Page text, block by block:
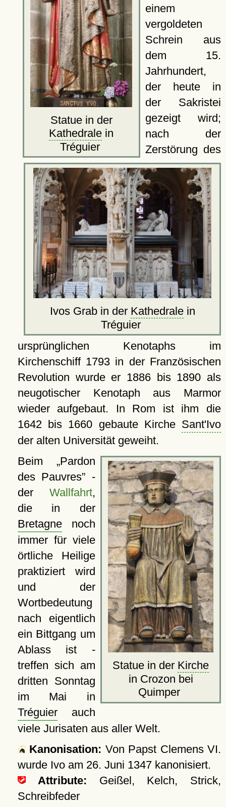
Statue in der
Kathedrale in
Tréguier
Ivos Grab in der Kathedralein
Tréguier
einem
vergoldeten
Schrein aus
dem 15.
Jahrhundert,
der heute in
der Sakristei
gezeigt wird;
nach der
Zerstörung des
ursprünglichen Kenotaphs im
Kirchenschiff 1793 in der Französischen
Revolution wurde er 1886 bis 1890 als
neugotischer Kenotaph aus Marmor
wieder aufgebaut. In Rom ist ihm die
1642 bis 1660 gebaute Kirche Sant'Ivo
der alten Universität geweiht.
Statue in der Kirche
in Crozon bei
Quimper
Beim
Pardon
des Pauvres
-
der Wallfahrt,
die in der
Bretagnenoch
immer für viele
örtliche Heilige
praktiziert wird
und der
Wortbedeutung
nach eigentlich
ein Bittgang um
Ablass ist -
treffen sich am
dritten Sonntag
im Mai in
Tréguierauch
viele Jurisaten aus aller Welt.
Kanonisation: Von Papst Clemens VI.
wurde Ivo am 26. Juni 1347kanonisiert.
Attribute: Geißel, Kelch, Strick,
Schreibfeder